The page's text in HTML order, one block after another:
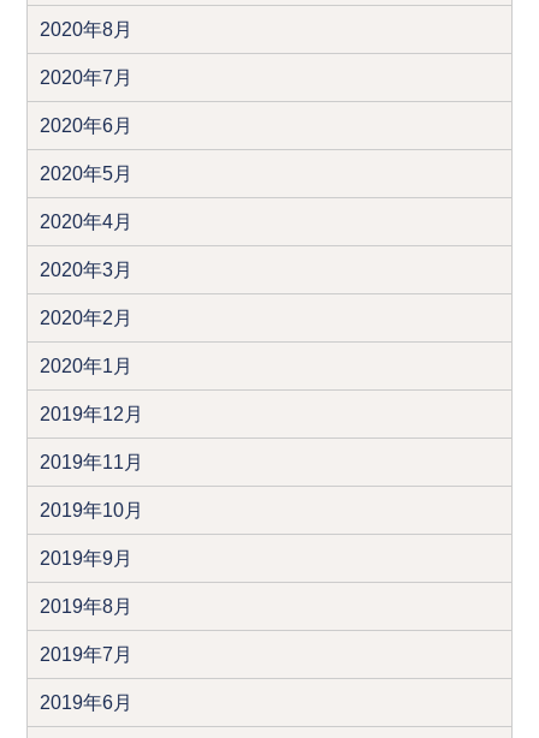
2020年8月
2020年7月
2020年6月
2020年5月
2020年4月
2020年3月
2020年2月
2020年1月
2019年12月
2019年11月
2019年10月
2019年9月
2019年8月
2019年7月
2019年6月